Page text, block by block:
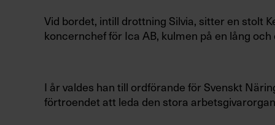
Vid bordet, intill drottning Silvia, sitter en stolt
koncernchef för Ica AB, kulmen på en lång
I år valdes han till ordförande för Svenskt
förtroendet att leda den stora